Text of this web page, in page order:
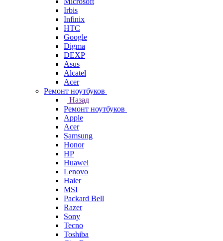
Irbis
Infinix
HTC
Google
Digma
DEXP
Asus
Alcatel
Acer
Ремонт ноутбуков
Назад
Ремонт ноутбуков
Apple
Acer
Samsung
Honor
HP
Huawei
Lenovo
Haier
MSI
Packard Bell
Razer
Sony
Tecno
Toshiba